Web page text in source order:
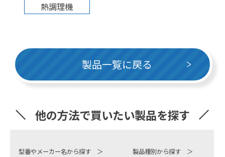
熱調理機
製品一覧に戻る
他の方法で買いたい製品を探す
型番やメーカー名から探す ＞ 製品種別から探す ＞